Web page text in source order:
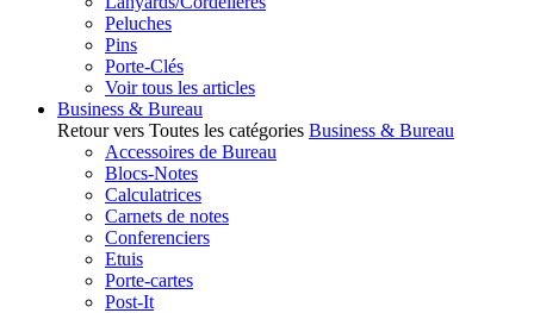
Peluches
Pins
Porte-Clés
Voir tous les articles
Business & Bureau
Retour vers Toutes les catégories Business & Bureau
Accessoires de Bureau
Blocs-Notes
Calculatrices
Carnets de notes
Conferenciers
Etuis
Porte-cartes
Post-It